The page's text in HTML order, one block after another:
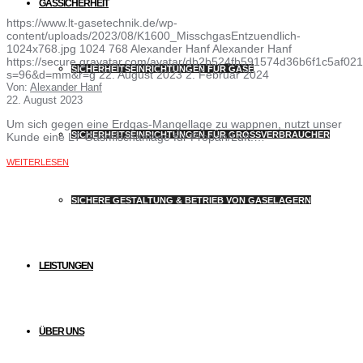
GASSICHERHEIT
SICHERHEITSEINRICHTUNGEN FÜR GASE
SICHERHEITSEINRICHTUNGEN FÜR GROSSVERBRAUCHER
SICHERE GESTALTUNG & BETRIEB VON GASELAGERN
LEISTUNGEN
ÜBER UNS
https://www.lt-gasetechnik.de/wp-
content/uploads/2023/08/K1600_MisschgasEntzuendlich-
1024x768.jpg 1024 768 Alexander HanfAlexander Hanf
https://secure.gravatar.com/avatar/
s=96&d=mm&r=g 22. August 2023 2. Februar 2024
Von: Alexander Hanf
22. August 2023
Um sich gegen eine Erdgas-Mangellage zu wappnen, nutzt unser
Kunde eine LT Gasmischanlage für Propan/Luft.…
WEITERLESEN